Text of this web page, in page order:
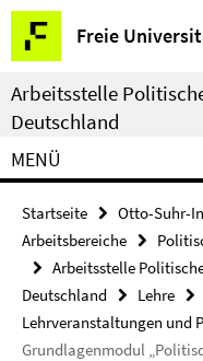
Springe
direkt
zu
Inhalt
Freie
Service-
Navigation
Arbeitsstelle
Deutschland
MENÜ
Startseite
Otto-Suhr-
Arbeitsbereiche
Arbeitsstelle
Deutschland
Lehre
Lehrveranstaltungen und
Grundlagenmodul